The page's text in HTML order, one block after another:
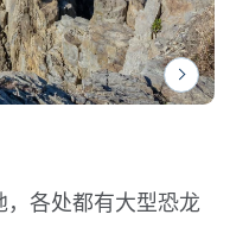
各处都有大型恐龙